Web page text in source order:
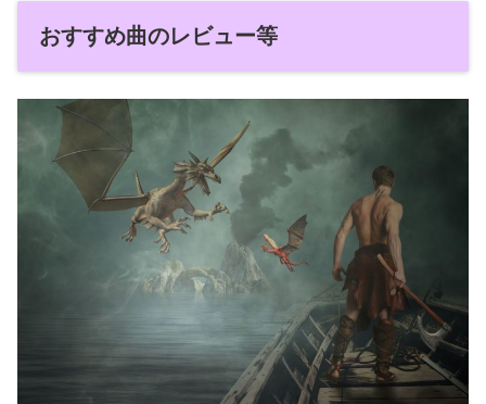
おすすめ曲のレビュー等